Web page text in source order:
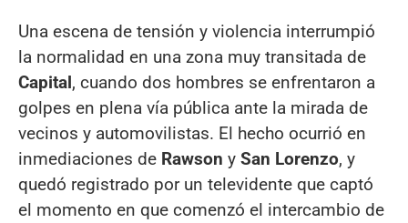
Una escena de tensión y violencia interrumpió
la normalidad en una zona muy transitada de
Capital, cuando dos hombres se enfrentaron a
golpes en plena vía pública ante la mirada de
vecinos y automovilistas. El hecho ocurrió en
inmediaciones de Rawson y San Lorenzo, y
quedó registrado por un televidente que captó
el momento en que comenzó el intercambio de